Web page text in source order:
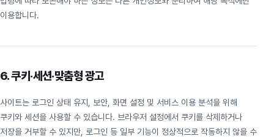
이용합니다.
6. 쿠키·세션·맞춤형 광고
사이트는 로그인 상태 유지, 보안, 화면 설정 및 서비스 이용 분석을 위해
쿠키와 세션을 사용할 수 있습니다. 브라우저 설정에서 쿠키를 삭제하거나
저장을 거부할 수 있지만, 로그인 등 일부 기능이 정상적으로 작동하지 않을 수